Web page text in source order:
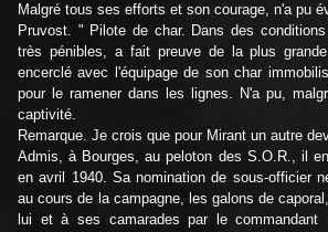
Malgré tous ses efforts et son courage, n'a pu
Pruvost. " Pilote de char. Dans des
très pénibles, a fait preuve de la plus
encerclé avec l'équipage de son char
pour le ramener dans les lignes. N'a pu,
captivité.
Remarque. Je crois que pour Mirant un autre
Admis, à Bourges, au peloton des S.O.R., il
en avril 1940. Sa nomination de sous-officier
au cours de la campagne, les galons de
lui et à ses camarades par le commandant